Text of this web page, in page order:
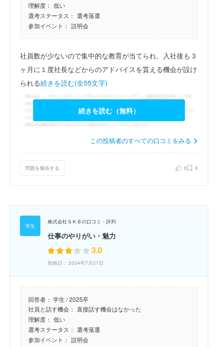
理解度： 低い
選考ステータス： 選考落選
参加イベント： 説明会
社員数が少ないので集中的な教育が当てられ、入社後も３
ヶ月に１度社長などからのアドバイスを貰える機会が設け
られる続きを読む(全55文字)
続きを読む（無料）
この投稿者のすべての口コミをみる
問題を報告する 0 0
株式会社ＳＫＢの口コミ・評判
仕事のやりがい・魅力
3.0
投稿日： 2024年7月27日
回答者： 学生 / 2025卒
社員と話す機会： 直接話す機会はなかった
理解度： 低い
選考ステータス： 選考落選
参加イベント： 説明会